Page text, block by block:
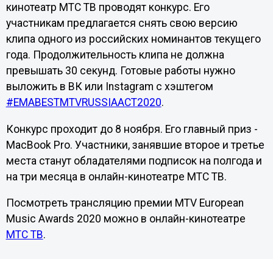
кинотеатр МТС ТВ проводят конкурс. Его
участникам предлагается снять свою версию
клипа одного из российских номинантов текущего
года. Продолжительность клипа не должна
превышать 30 секунд. Готовые работы нужно
выложить в ВК или Instagram с хэштегом
#EMABESTMTVRUSSIAACT2020.
Конкурс проходит до 8 ноября. Его главный приз -
MacBook Pro. Участники, занявшие второе и третье
места станут обладателями подписок на полгода и
на три месяца в онлайн-кинотеатре МТС ТВ.
Посмотреть трансляцию премии MTV European
Music Awards 2020 можно в онлайн-кинотеатре
МТС ТВ.